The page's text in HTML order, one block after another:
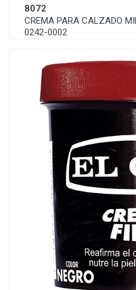
8072
CREMA PARA CALZADO
0242-0002